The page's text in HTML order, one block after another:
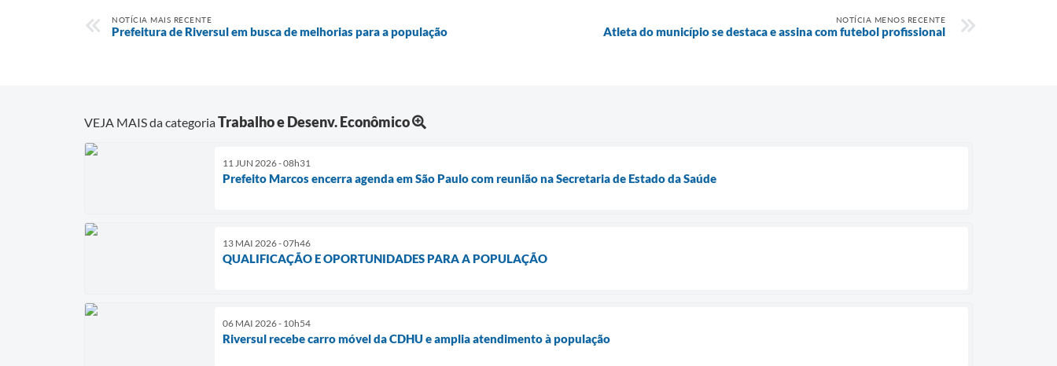
NOTÍCIA MAIS RECENTE
Prefeitura de Riversul em busca de melhorias para a população
NOTÍCIA MENOS RECENTE
Atleta do município se destaca e assina com futebol profissional
VEJA MAIS da categoriaTrabalho e Desenv. Econômico
11 JUN 2026 - 08h31
Prefeito Marcos encerra agenda em São Paulo com reunião na Secretaria de Estado da Saúde
13 MAI 2026 - 07h46
QUALIFICAÇÃO E OPORTUNIDADES PARA A POPULAÇÃO
06 MAI 2026 - 10h54
Riversul recebe carro móvel da CDHU e amplia atendimento à população